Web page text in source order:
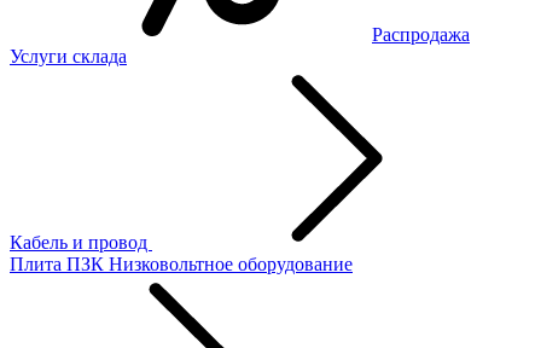
Распродажа
Услуги склада
Кабель и провод
Плита ПЗК Низковольтное оборудование